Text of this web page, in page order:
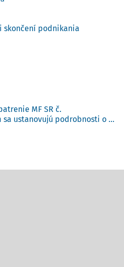
skončení podnikania
MF SR č.
sa ustanovujú podrobnosti o ...